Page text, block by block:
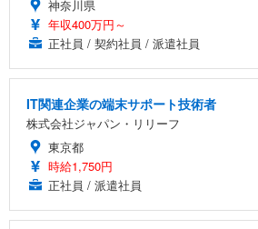
神奈川県
年収400万円～
正社員 / 契約社員 / 派遣社員
IT関連企業の端末サポート技術者
株式会社ジャパン・リリーフ
東京都
時給1,750円
正社員 / 派遣社員